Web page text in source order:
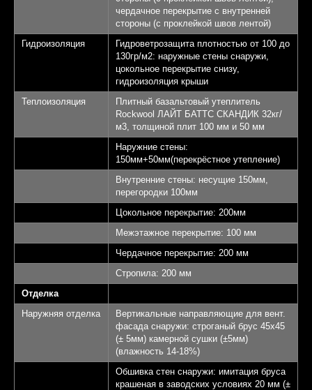
чердачное перекрытие с внутренней
стороны (с проклейкой швов лентой)
Гидроизоляция
Гидроветрозащита плотностью от 100 до
130гр/м2: наружные стены снаружи,
цокольное перекрытие снизу,
гидроизоляция крыши
Теплоизоляция
Плитный базальтовый утеплитель
Rockwool ЛАЙТ БАТТС СКАНДИК 32кг/
м3, толщиной плит 100 мм и 50 мм
Наружние стены:
150мм+50мм(перекрёстное утепление)
Внутренние стены: несущие 150мм,
перегородки 100мм
Цокольное перекрытие: 200мм
Межэтажное перекрытие: 100 мм
Чердачное перекрытие: 200 мм
Стропила: 200 мм
Отделка
Наружняя отделка
Вертикальные направляющие для вент.
фасада снаружи: строганый брус 45х45
(± 5мм) камерной сушки (±5мм)
(влажность 14-18%)
Обшивка стен снаружи: имитация бруса
крашеная в заводских условиях 20 мм (±
Площадь 145,32 кв.м.
Выставочный
дом "Алмаз"
Спален - 3
2
Санузлов - 2
Терраса - 22,28 кв.м.
КП Афинеево Парк
Апрелевка 20 км от